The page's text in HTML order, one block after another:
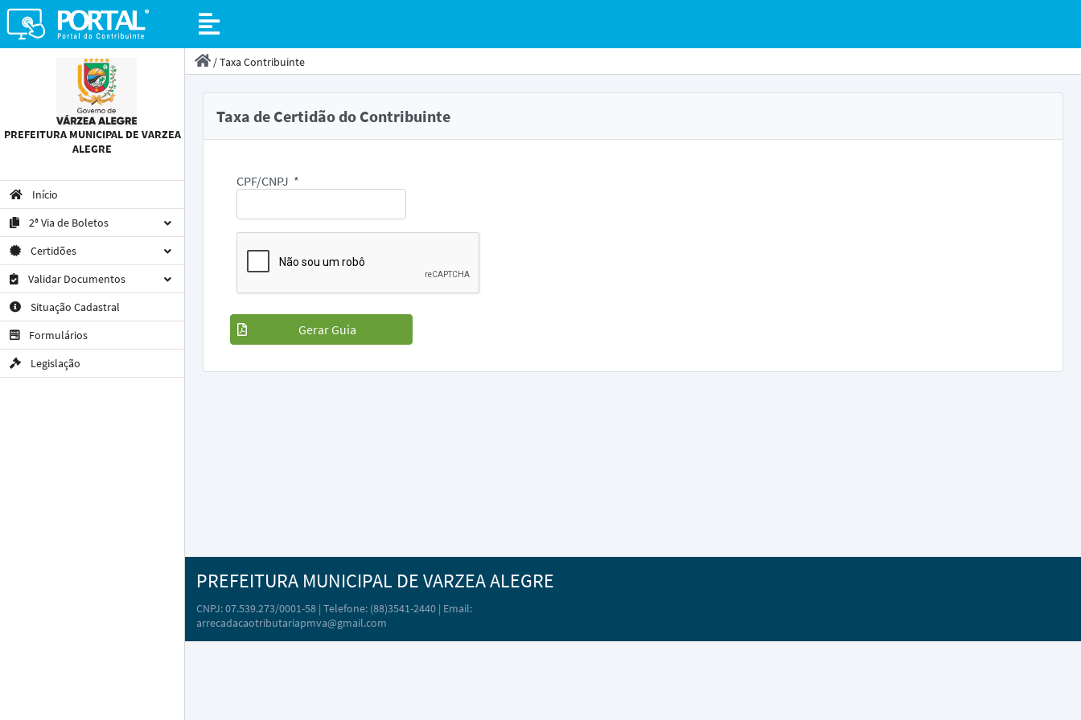
PREFEITURA MUNICIPAL DE VARZEA
ALEGRE
Início
2ª Via de Boletos
Certidões
Validar Documentos
Situação Cadastral
Formulários
Legislação
/Taxa Contribuinte
Taxa de Certidão do Contribuinte
CPF/CNPJ *
Gerar Guia
PREFEITURA MUNICIPAL DE VARZEA ALEGRE
CNPJ: 07.539.273/0001-58 | Telefone: (88)3541-2440 | Email:
arrecadacaotributariapmva@gmail.com